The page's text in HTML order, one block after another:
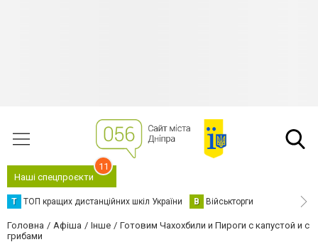
Наші спецпроєкти
11
Т ТОП кращих дистанційних шкіл України В Військторги
Головна Афіша Інше
Готовим Чахохбили и Пироги с капустой и с
грибами